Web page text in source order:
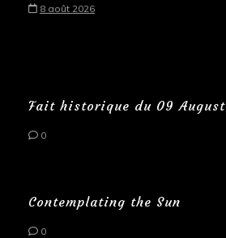
8 août 2026
Fait historique du 09 August
0
Contemplating the Sun
0